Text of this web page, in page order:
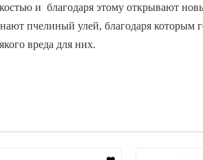
и благодаря этому открывают
пчелиный улей, благодаря которым
вреда для них.